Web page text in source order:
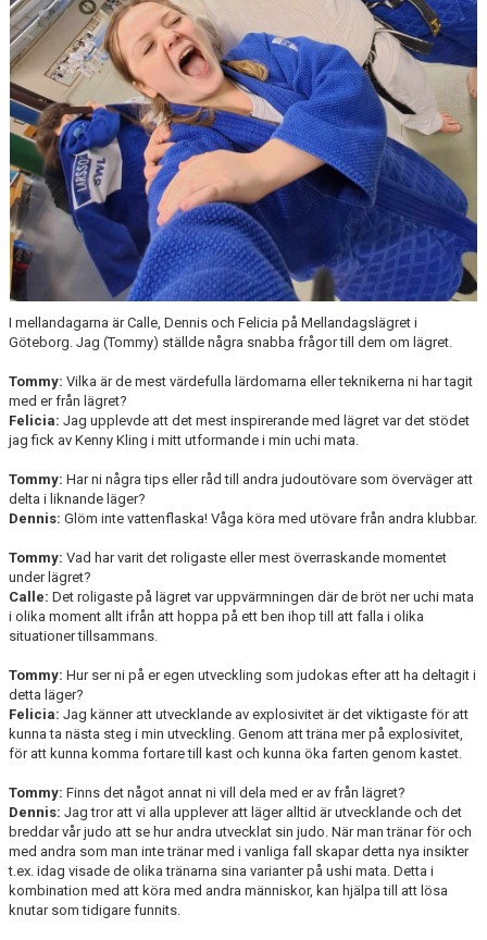
INFORMATION KRING TRÄNING OCH COVID-19
I mellandagarna är Calle, Dennis och Felicia på Mellandagslägret i
Göteborg. Jag (Tommy) ställde några snabba frågor till dem om lägret.
Tommy: Vilka är de mest värdefulla lärdomarna eller teknikerna ni har tagit
med er från lägret?
Felicia: Jag upplevde att det mest inspirerande med lägret var det stödet
jag fick av Kenny Kling i mitt utformande i min uchi mata.
Tommy: Har ni några tips eller råd till andra judoutövare som överväger att
delta i liknande läger?
Dennis: Glöm inte vattenflaska! Våga köra med utövare från andra klubbar.
Tommy: Vad har varit det roligaste eller mest överraskande momentet
under lägret?
Calle: Det roligaste på lägret var uppvärmningen där de bröt ner uchi mata
i olika moment allt ifrån att hoppa på ett ben ihop till att falla i olika
situationer tillsammans.
Tommy: Hur ser ni på er egen utveckling som judokas efter att ha deltagit i
detta läger?
Felicia: Jag känner att utvecklande av explosivitet är det viktigaste för att
kunna ta nästa steg i min utveckling. Genom att träna mer på explosivitet,
för att kunna komma fortare till kast och kunna öka farten genom kastet.
Tommy: Finns det något annat ni vill dela med er av från lägret?
Dennis: Jag tror att vi alla upplever att läger alltid är utvecklande och det
breddar vår judo att se hur andra utvecklat sin judo. När man tränar för och
med andra som man inte tränar med i vanliga fall skapar detta nya insikter
t.ex. idag visade de olika tränarna sina varianter på ushi mata. Detta i
kombination med att köra med andra människor, kan hjälpa till att lösa
knutar som tidigare funnits.